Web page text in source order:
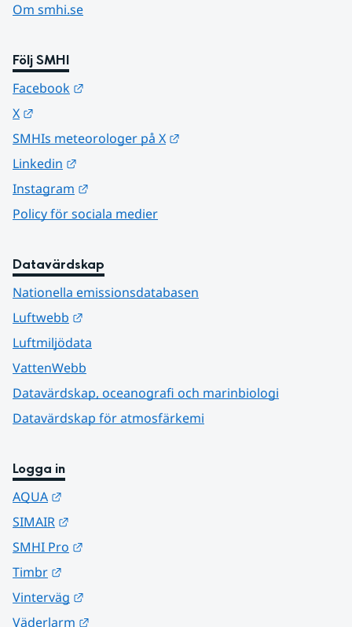
Om smhi.se
Följ SMHI
Facebook
X
SMHIs meteorologer på X
Linkedin
Instagram
Policy för sociala medier
Datavärdskap
Nationella emissionsdatabasen
Luftwebb
Luftmiljödata
VattenWebb
Datavärdskap, oceanografi och marinbiologi
Datavärdskap för atmosfärkemi
Logga in
AQUA
SIMAIR
SMHI Pro
Timbr
Vinterväg
Väderlarm